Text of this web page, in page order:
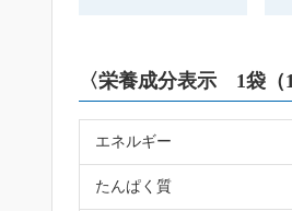
〈栄養成分表示 1袋（
エネルギー
たんぱく質